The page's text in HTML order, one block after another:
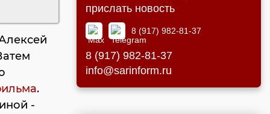
.
-
прислать новость
8 (917) 982-81-37
8 (917) 982-81-37
info@sarinform.ru